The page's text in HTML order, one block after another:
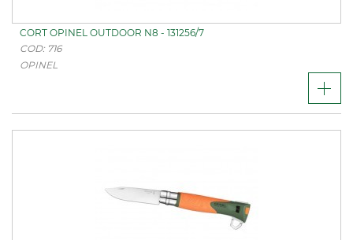
CORT OPINEL OUTDOOR N8 - 131256/7
COD: 716
OPINEL